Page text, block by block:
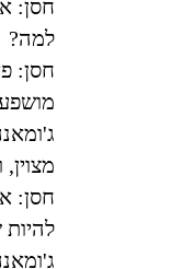
חסן:
למה?
חסן:
חסן: